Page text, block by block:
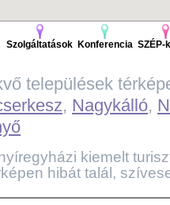
Szolgáltatások Konferencia SZÉP-
települések
, Nagykálló,
kiemelt
hibát talál,